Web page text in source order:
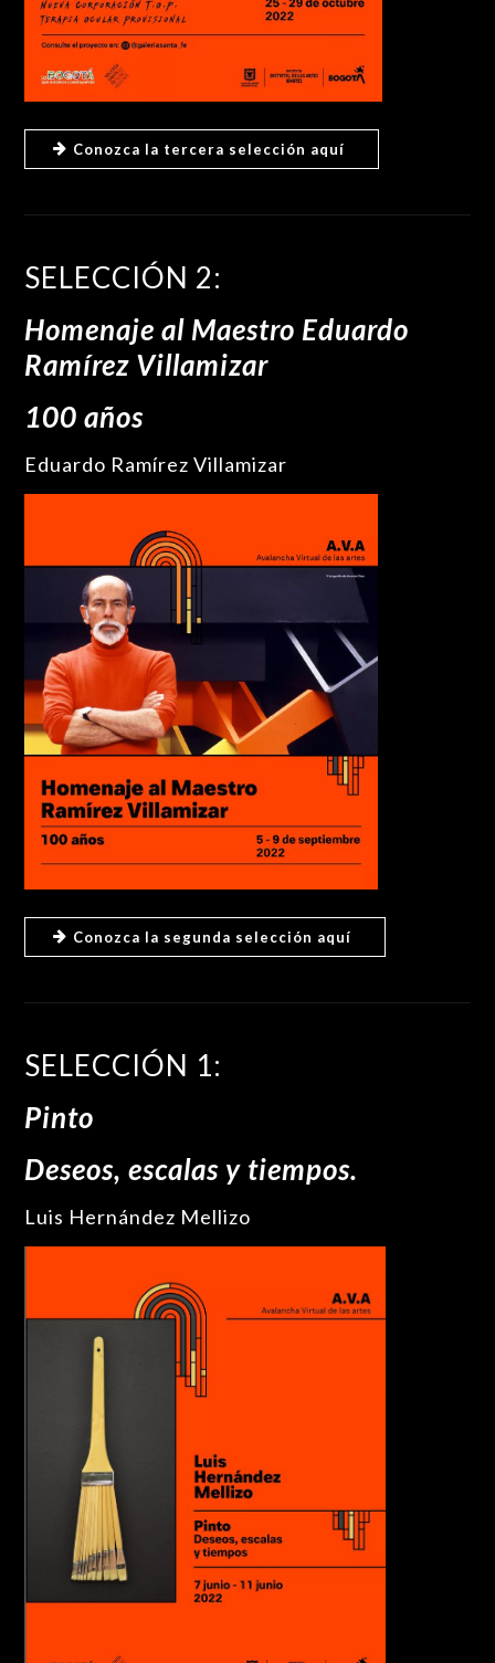
Conozca la tercera selección aquí
SELECCIÓN 2:
Homenaje al Maestro Eduardo
Ramírez Villamizar
100 años
Eduardo Ramírez Villamizar
Conozca la segunda selección aquí
SELECCIÓN 1:
Pinto
Deseos, escalas y tiempos.
Luis Hernández Mellizo